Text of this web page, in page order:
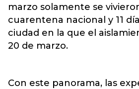
marzo solamente se
cuarentena nacional y 11
ciudad en la que el
20 de marzo.
Con este panorama, las